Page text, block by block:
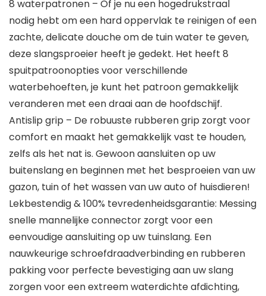
8 waterpatronen – Of je nu een hogedrukstraal
nodig hebt om een hard oppervlak te reinigen of een
zachte, delicate douche om de tuin water te geven,
deze slangsproeier heeft je gedekt. Het heeft 8
spuitpatroonopties voor verschillende
waterbehoeften, je kunt het patroon gemakkelijk
veranderen met een draai aan de hoofdschijf.
Antislip grip – De robuuste rubberen grip zorgt voor
comfort en maakt het gemakkelijk vast te houden,
zelfs als het nat is. Gewoon aansluiten op uw
buitenslang en beginnen met het besproeien van uw
gazon, tuin of het wassen van uw auto of huisdieren!
Lekbestendig & 100% tevredenheidsgarantie: Messing
snelle mannelijke connector zorgt voor een
eenvoudige aansluiting op uw tuinslang. Een
nauwkeurige schroefdraadverbinding en rubberen
pakking voor perfecte bevestiging aan uw slang
zorgen voor een extreem waterdichte afdichting,